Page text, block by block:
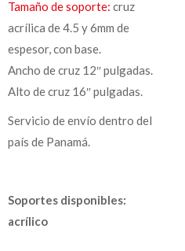
Tamaño de soporte: cruz
acrílica de 4.5 y 6mm de
espesor, con base.
Ancho de cruz 12″ pulgadas.
Alto de cruz 16″ pulgadas.
Servicio de envío dentro del
país de Panamá.
Soportes disponibles:
acrílico